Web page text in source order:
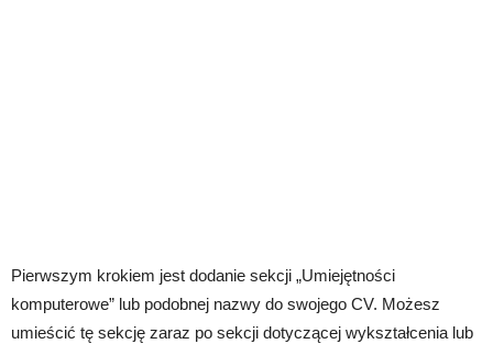
Pierwszym krokiem jest dodanie sekcji „Umiejętności
komputerowe” lub podobnej nazwy do swojego CV. Możesz
umieścić tę sekcję zaraz po sekcji dotyczącej wykształcenia lub